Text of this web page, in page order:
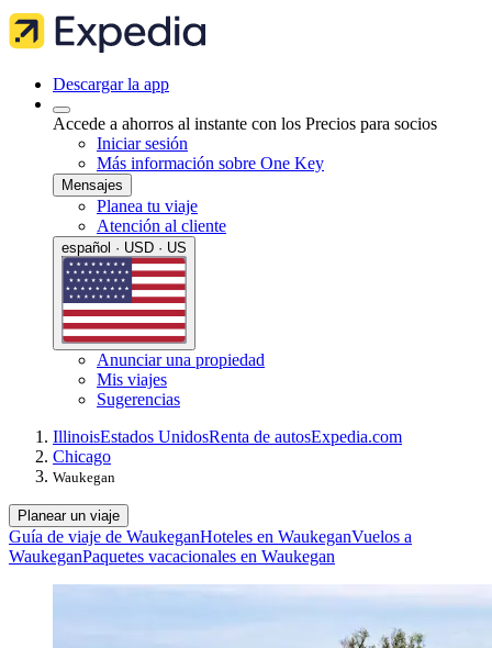
Descargar la app
Accede a ahorros al instante con los Precios para socios
Iniciar sesión
Más información sobre One Key
Mensajes
Planea tu viaje
Atención al cliente
español · USD · US
Anunciar una propiedad
Mis viajes
Sugerencias
IllinoisEstados UnidosRenta de autosExpedia.com
Chicago
Waukegan
Planear un viaje
Guía de viaje de WaukeganHoteles en WaukeganVuelos a
WaukeganPaquetes vacacionales en Waukegan